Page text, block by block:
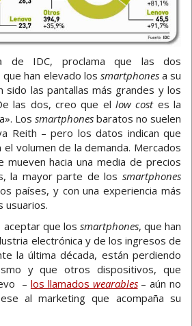
de IDC, proclama que las dos
han elevado los smartphonesa su
sido las pantallas más grandes y los
las dos, creo que el low costes la
Los smartphones baratos no suelen
Reith – pero los datos indican que
volumen de la demanda. Mercados
mueven hacia una media de precios
la mayor parte de los smartphones
países, y con una experiencia más
usuarios.
aceptar que los smartphones, que han
electrónica y de los ingresos de
la última década, están perdiendo
y que otros dispositivos, que
– los llamados wearables– aún no
al marketing que acompaña su